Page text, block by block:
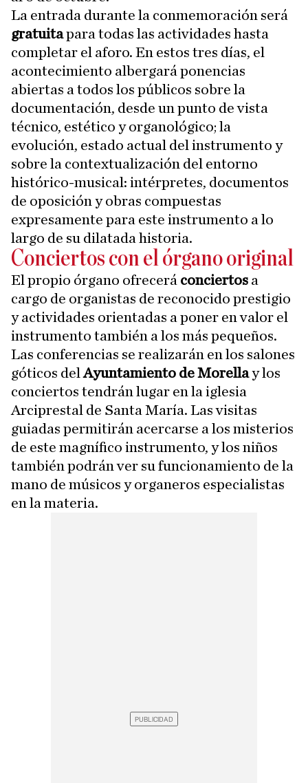
La entrada durante la conmemoración será
gratuitapara todas las actividades hasta
completar el aforo. En estos tres días, el
acontecimiento albergará ponencias
abiertas a todos los públicos sobre la
documentación, desde un punto de vista
técnico, estético y organológico; la
evolución, estado actual del instrumento y
sobre la contextualización del entorno
histórico-musical: intérpretes, documentos
de oposición y obras compuestas
expresamente para este instrumento a lo
largo de su dilatada historia.
Conciertos con el órgano original
El propio órgano ofrecerá conciertos a
cargo de organistas de reconocido prestigio
y actividades orientadas a poner en valor el
instrumento también a los más pequeños.
Las conferencias se realizarán en los salones
góticos delAyuntamiento de Morellay los
conciertos tendrán lugar en la iglesia
Arciprestal de Santa María. Las visitas
guiadas permitirán acercarse a los misterios
de este magnífico instrumento, y los niños
también podrán ver su funcionamiento de la
mano de músicos y organeros especialistas
en la materia.